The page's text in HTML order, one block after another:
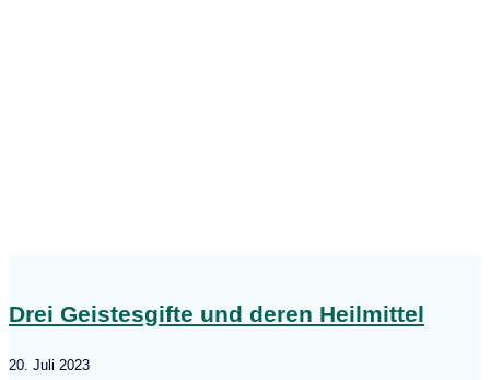
Drei Geistesgifte und deren Heilmittel
20. Juli 2023